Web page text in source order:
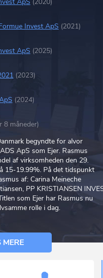
Invest ApS (2021)
ApS (2025)
(2023)
(2024)
8 måneder)
begyndte for alvor
ApS som Ejer. Rasmus
af virksomheden den 29.
15-19.99%. På det tidspunkt
af: Carina Meineche
PP KRISTIANSEN
som Ejer har Rasmus nu
rolle i dag.